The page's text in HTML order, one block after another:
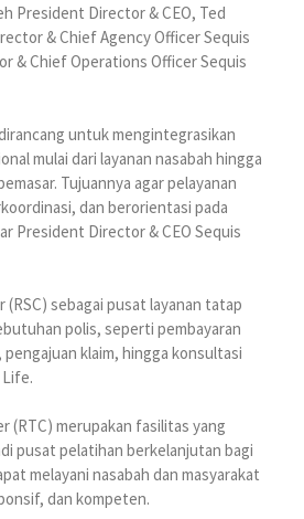
President Director & CEO, Ted
& Chief Agency Officer Sequis
& Chief Operations Officer Sequis
untuk mengintegrasikan
mulai dari layanan nasabah hingga
Tujuannya agar pelayanan
dan berorientasi pada
President Director & CEO Sequis
(RSC) sebagai pusat layanan tatap
polis, seperti pembayaran
klaim, hingga konsultasi
(RTC) merupakan fasilitas yang
pusat pelatihan berkelanjutan bagi
melayani nasabah dan masyarakat
dan kompeten.